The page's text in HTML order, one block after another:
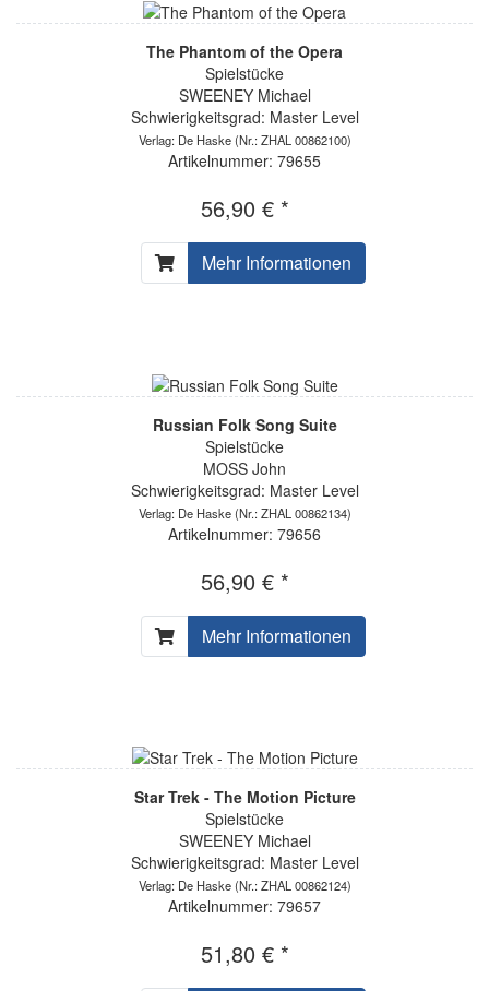
The Phantom of the Opera
Spielstücke
SWEENEY Michael
Schwierigkeitsgrad: Master Level
Verlag: De Haske(Nr.: ZHAL 00862100)
Artikelnummer: 79655
56,90 € *
Mehr Informationen
Russian Folk Song Suite
Spielstücke
MOSS John
Schwierigkeitsgrad: Master Level
Verlag: De Haske(Nr.: ZHAL 00862134)
Artikelnummer: 79656
56,90 € *
Mehr Informationen
Star Trek - The Motion Picture
Spielstücke
SWEENEY Michael
Schwierigkeitsgrad: Master Level
Verlag: De Haske(Nr.: ZHAL 00862124)
Artikelnummer: 79657
51,80 € *